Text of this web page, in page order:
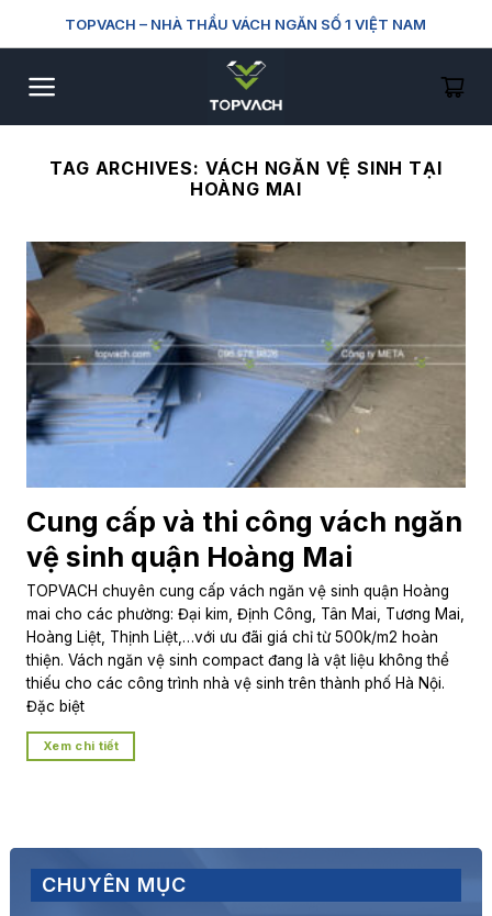
TOPVACH– NHÀ THẦU VÁCH NGĂN SỐ 1 VIỆT NAM
TAG ARCHIVES: VÁCH NGĂN VỆ SINH TẠI
HOÀNG MAI
CHUYÊN MỤC
Cung cấp và thi công vách ngăn
vệ sinh quận Hoàng Mai
TOPVACH chuyên cung cấp vách ngăn vệ sinh quận Hoàng
mai cho các phường: Đại kim, Định Công, Tân Mai, Tương Mai,
Hoàng Liệt, Thịnh Liệt,…với ưu đãi giá chỉ từ 500k/m2 hoàn
thiện. Vách ngăn vệ sinh compact đang là vật liệu không thể
thiếu cho các công trình nhà vệ sinh trên thành phố Hà Nội.
Đặc biệt
Xem chi tiết